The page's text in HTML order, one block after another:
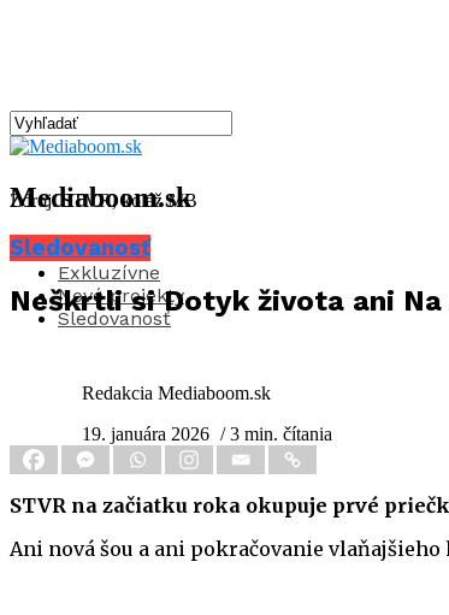
Mediaboom.sk
Aktuality
Exkluzívne
Nové projekty
Sledovanosť
Zdroj: STVR, koláž MB
Sledovanosť
Neškrtli si Dotyk života ani
Redakcia Mediaboom.sk
19. januára 2026 / 3 min. čítania
STVR na začiatku roka okupuje prvé
Ani nová šou a ani pokračovanie vlaňajšieho